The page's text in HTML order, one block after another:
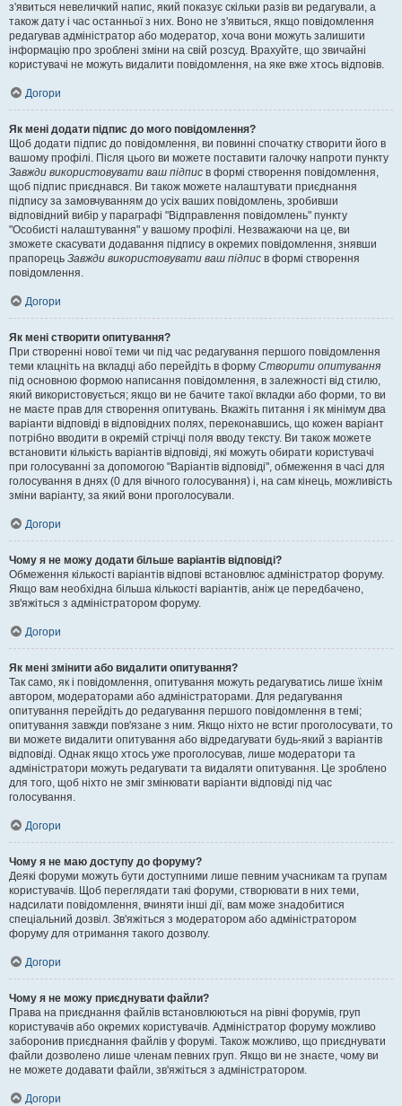
з'явиться невеличкий напис, який показує скільки разів ви редагували, а
також дату і час останньої з них. Воно не з'явиться, якщо повідомлення
редагував адміністратор або модератор, хоча вони можуть залишити
інформацію про зроблені зміни на свій розсуд. Врахуйте, що звичайні
користувачі не можуть видалити повідомлення, на яке вже хтось відповів.
Догори
Як мені додати підпис до мого повідомлення?
Щоб додати підпис до повідомлення, ви повинні спочатку створити його в
вашому профілі. Після цього ви можете поставити галочку напроти пункту
Завжди використовувати ваш підпис в формі створення повідомлення,
щоб підпис приєднався. Ви також можете налаштувати приєднання
підпису за замовчуванням до усіх ваших повідомлень, зробивши
відповідний вибір у параграфі "Відправлення повідомлень" пункту
"Особисті налаштування" у вашому профілі. Незважаючи на це, ви
зможете скасувати додавання підпису в окремих повідомлення, знявши
прапорець Завжди використовувати ваш підпис в формі створення
повідомлення.
Догори
Як мені створити опитування?
При створенні нової теми чи під час редагування першого повідомлення
теми клацніть на вкладці або перейдіть в форму Створити опитування
під основною формою написання повідомлення, в залежності від стилю,
який використовується; якщо ви не бачите такої вкладки або форми, то ви
не маєте прав для створення опитувань. Вкажіть питання і як мінімум два
варіанти відповіді в відповідних полях, переконавшись, що кожен варіант
потрібно вводити в окремій стрічці поля вводу тексту. Ви також можете
встановити кількість варіантів відповіді, які можуть обирати користувачі
при голосуванні за допомогою "Варіантів відповіді", обмеження в часі для
голосування в днях (0 для вічного голосування) і, на сам кінець, можливість
зміни варіанту, за який вони проголосували.
Догори
Чому я не можу додати більше варіантів відповіді?
Обмеження кількості варіантів відпові встановлює адміністратор форуму.
Якщо вам необхідна більша кількості варіантів, аніж це передбачено,
зв'яжіться з адміністратором форуму.
Догори
Як мені змінити або видалити опитування?
Так само, як і повідомлення, опитування можуть редагуватись лише їхнім
автором, модераторами або адміністраторами. Для редагування
опитування перейдіть до редагування першого повідомлення в темі;
опитування завжди пов'язане з ним. Якщо ніхто не встиг проголосувати, то
ви можете видалити опитування або відредагувати будь-який з варіантів
відповіді. Однак якщо хтось уже проголосував, лише модератори та
адміністратори можуть редагувати та видаляти опитування. Це зроблено
для того, щоб ніхто не зміг змінювати варіанти відповіді під час
голосування.
Догори
Чому я не маю доступу до форуму?
Деякі форуми можуть бути доступними лише певним учасникам та групам
користувачів. Щоб переглядати такі форуми, створювати в них теми,
надсилати повідомлення, вчиняти інші дії, вам може знадобитися
спеціальний дозвіл. Зв'яжіться з модератором або адміністратором
форуму для отримання такого дозволу.
Догори
Чому я не можу приєднувати файли?
Права на приєднання файлів встановлюються на рівні форумів, груп
користувачів або окремих користувачів. Адміністратор форуму можливо
заборонив приєднання файлів у форумі. Також можливо, що приєднувати
файли дозволено лише членам певних груп. Якщо ви не знаєте, чому ви
не можете додавати файли, зв'яжіться з адміністратором.
Догори